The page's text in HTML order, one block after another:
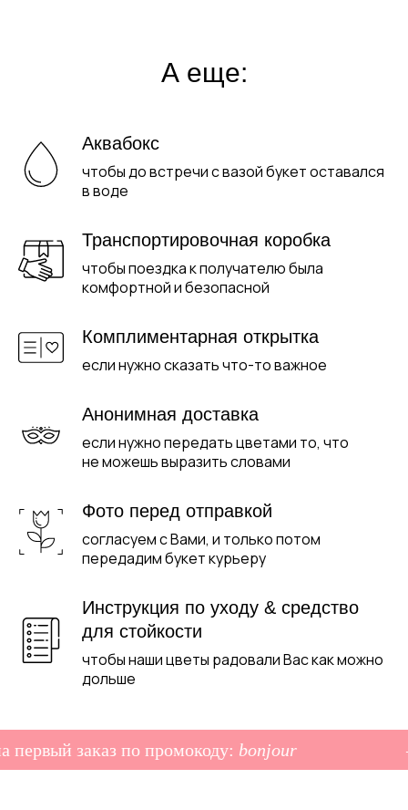
А еще:
Аквабокс
чтобы до встречи с вазой букет оставался
в воде
Транспортировочная коробка
чтобы поездка к получателю была
комфортной и безопасной
Комплиментарная открытка
если нужно сказать что-то важное
Анонимная доставка
если нужно передать цветами то, что
не можешь выразить словами
Фото перед отправкой
согласуем с Вами, и только потом
передадим букет курьеру
Инструкция по уходу & средство
для стойкости
чтобы наши цветы радовали Вас как можно
дольше
заказ по промокоду:bonjour